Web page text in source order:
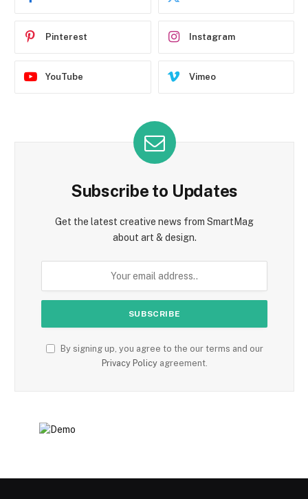
Pinterest Instagram
YouTube Vimeo
Subscribe to Updates
Get the latest creative news from SmartMag
about art & design.
By signing up, you agree to the our terms and our
Privacy Policyagreement.